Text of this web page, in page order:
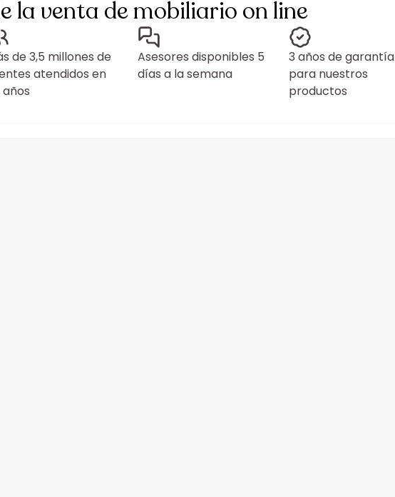
la venta de mobiliario on line
de 3,5 millones de
atendidos en
años
Asesores disponibles 5
días a la semana
3 años de garantía
para nuestros
productos